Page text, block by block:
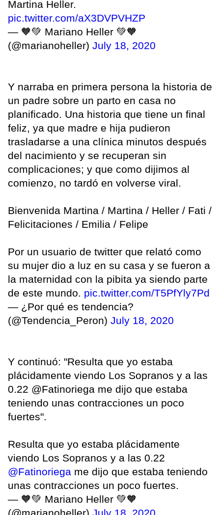
Martina Heller.
pic.twitter.com/aX3DVPVHZP
— 🧡💚 Mariano Heller 💚🧡
(@marianoheller) July 18, 2020
Y narraba en primera persona la historia de
un padre sobre un parto en casa no
planificado. Una historia que tiene un final
feliz, ya que madre e hija pudieron
trasladarse a una clínica minutos después
del nacimiento y se recuperan sin
complicaciones; y que como dijimos al
comienzo, no tardó en volverse viral.
Bienvenida Martina / Martina / Heller / Fati /
Felicitaciones / Emilia / Felipe
Por un usuario de twitter que relató como
su mujer dio a luz en su casa y se fueron a
la maternidad con la pibita ya siendo parte
de este mundo. pic.twitter.com/T5PfYly7Pd
— ¿Por qué es tendencia?
(@Tendencia_Peron) July 18, 2020
Y continuó: "Resulta que yo estaba
plácidamente viendo Los Sopranos y a las
0.22 @Fatinoriega me dijo que estaba
teniendo unas contracciones un poco
fuertes".
Resulta que yo estaba plácidamente
viendo Los Sopranos y a las 0.22
@Fatinoriega me dijo que estaba teniendo
unas contracciones un poco fuertes.
— 🧡💚 Mariano Heller 💚🧡
(@marianoheller) July 18, 2020